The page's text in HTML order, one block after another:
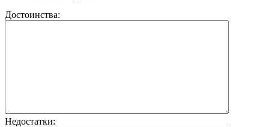
Достоинства:
Недостатки: